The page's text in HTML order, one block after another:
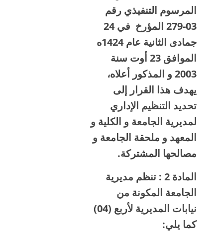
المرسوم التنفيذي رقم
03-279 المؤرخ في 24
جمادى الثانية عام 1424ه
الموافق 23 أوت سنة
2003 و المذكور أعلاه،
يهدف هذا القرار إلى
تحديد التنظيم الإداري
لمديرية الجامعة و الكلية و
المعهد و ملحقة الجامعة و
مصالحها المشتركة.
المادة 2 : تنظم مديرية
الجامعة المكونة من
نيابات المديرية لأربع (04)
كما يلي: